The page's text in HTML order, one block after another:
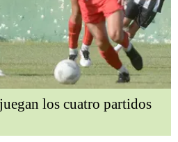
los cuatro partidos